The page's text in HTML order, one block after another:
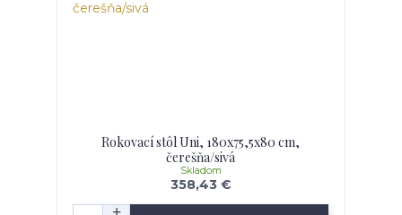
Rokovací stôl Uni, 180x75,5x80 cm,
čerešňa/sivá
358,43 €
Skladom